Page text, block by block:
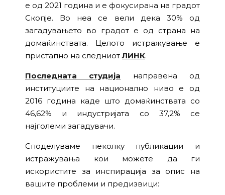
е од 2021 година и е фокусирана на градот
Скопје. Во неа се вели дека 30% од
загадувањето во градот е од страна на
домаќинствата. Целото истражување е
пристапно на следниотЛИНК.
Последната студија направена од
институциите на национално ниво е од
2016 година каде што домаќинствата со
46,62% и индустријата со 37,2% се
најголеми загадувачи.
Споделуваме неколку публикации и
истражувања кои можете да ги
искористите за инспирација за опис на
вашите проблеми и предизвици: